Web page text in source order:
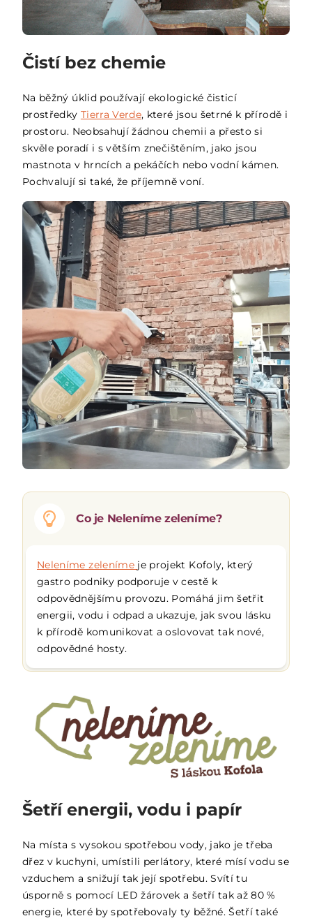
Čistí bez chemie
Na běžný úklid používají ekologické čisticí
prostředky Tierra Verde, které jsou šetrné k přírodě i
prostoru. Neobsahují žádnou chemii a přesto si
skvěle poradí i s větším znečištěním, jako jsou
mastnota v hrncích a pekáčích nebo vodní kámen.
Pochvalují si také, že příjemně voní.
Co je Neleníme zeleníme?
Neleníme zeleníme je projekt Kofoly, který
gastro podniky podporuje v cestě k
odpovědnějšímu provozu. Pomáhá jim šetřit
energii, vodu i odpad a ukazuje, jak svou lásku
k přírodě komunikovat a oslovovat tak nové,
odpovědné hosty.
Šetří energii, vodu i papír
Na místa s vysokou spotřebou vody, jako je třeba
dřez v kuchyni, umístili perlátory, které mísí vodu se
vzduchem a snižují tak její spotřebu. Svítí tu
úsporně s pomocí LED žárovek a šetří tak až 80 %
energie, které by spotřebovaly ty běžné. Šetří také